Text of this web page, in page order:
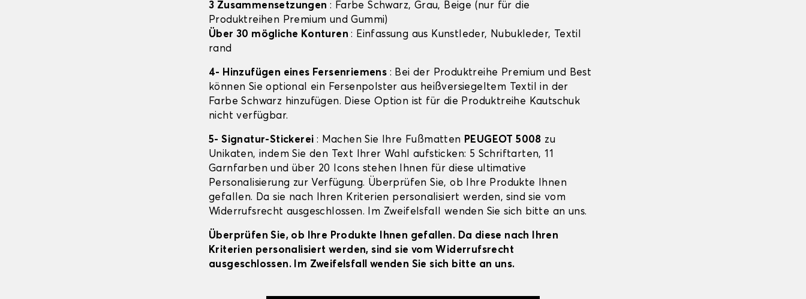
3 Zusammensetzungen : Farbe Schwarz, Grau, Beige (nur für die
Produktreihen Premium und Gummi)
Über 30 mögliche Konturen: Einfassung aus Kunstleder, Nubukleder, Textil
rand
4- Hinzufügen eines Fersenriemens : Bei der Produktreihe Premium und Best
können Sie optional ein Fersenpolster aus heißversiegeltem Textil in der
Farbe Schwarz hinzufügen. Diese Option ist für die Produktreihe Kautschuk
nicht verfügbar.
5- Signatur-Stickerei : Machen Sie Ihre Fußmatten PEUGEOT 5008 zu
Unikaten, indem Sie den Text Ihrer Wahl aufsticken: 5 Schriftarten, 11
Garnfarben und über 20 Icons stehen Ihnen für diese ultimative
Personalisierung zur Verfügung. Überprüfen Sie, ob Ihre Produkte Ihnen
gefallen. Da sie nach Ihren Kriterien personalisiert werden, sind sie vom
Widerrufsrecht ausgeschlossen. Im Zweifelsfall wenden Sie sich bitte an uns.
Überprüfen Sie, ob Ihre Produkte Ihnen gefallen. Da diese nach Ihren
Kriterien personalisiert werden, sind sie vom Widerrufsrecht
ausgeschlossen. Im Zweifelsfall wenden Sie sich bitte an uns.